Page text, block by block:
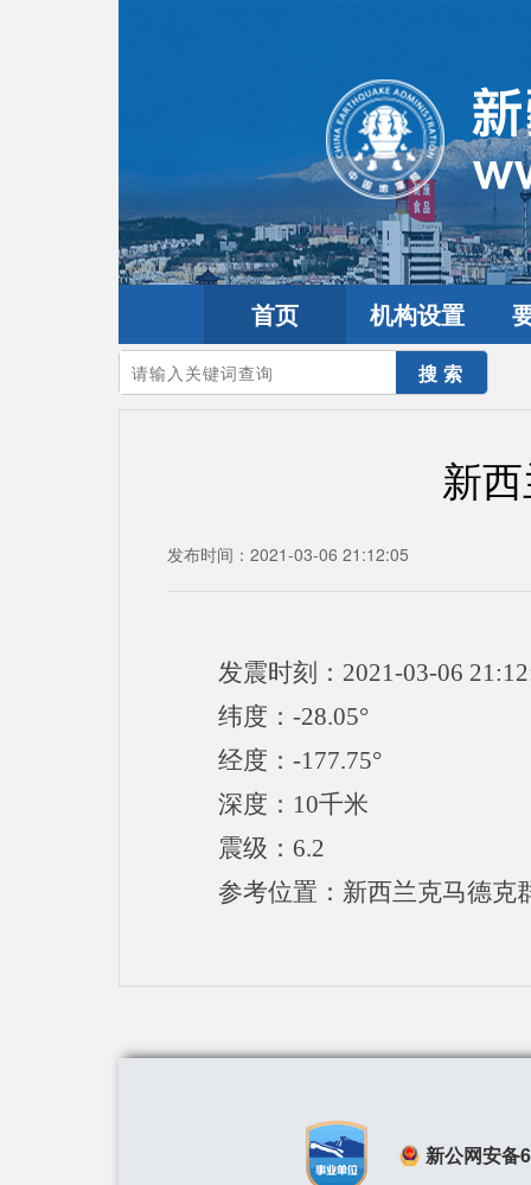
首页 机构设置
您的当前位置：首页>地震频道 全球震讯
新
发布时间：2021-03-06 21:12:05
发震时刻：2021-03-06
纬度：-28.05°
经度：-177.75°
深度：10千米
震级：6.2
参考位置：新西兰克马德克
新公网安备